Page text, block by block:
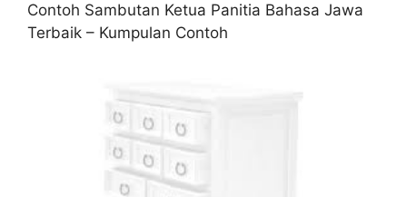
Contoh Sambutan Ketua Panitia Bahasa Jawa
Terbaik – Kumpulan Contoh